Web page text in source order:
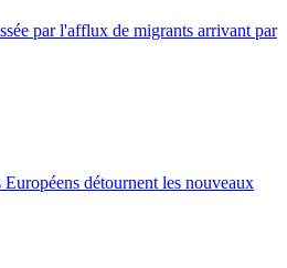
par l'afflux de migrants arrivant par
Européens détournent les nouveaux